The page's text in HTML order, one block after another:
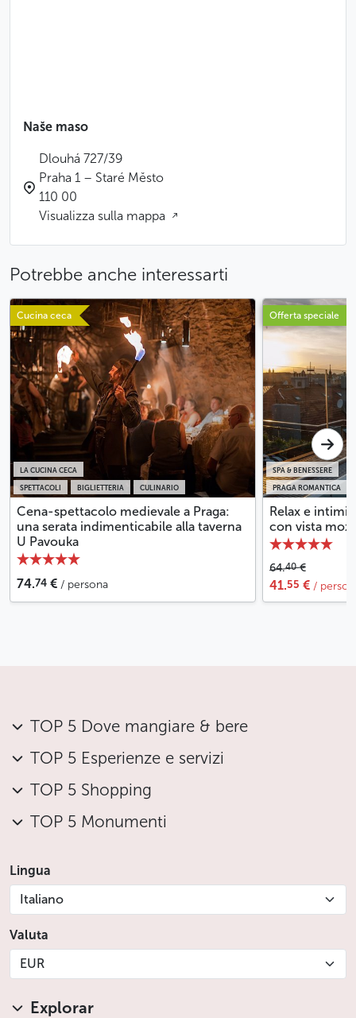
Naše maso
Dlouhá 727/39
Praha 1 – Staré Město
110 00
Visualizza sulla mappa
Potrebbe anche interessarti
Cucina ceca
SPETTACOLI BIGLIETTERIA CULINARIO
LA CUCINA CECA
Cena-spettacolo medievale a Praga:
una serata indimenticabile alla taverna
U Pavouka
74.74 € / persona
Offerta speciale
PRAGA ROMANTICA
SPA & BENESSERE
Relax e
con vista
64.40€
41.55 € /
TOP 5 Dove mangiare & bere
TOP 5 Esperienze e servizi
TOP 5 Shopping
TOP 5 Monumenti
Lingua
Italiano
Valuta
EUR
Explorar